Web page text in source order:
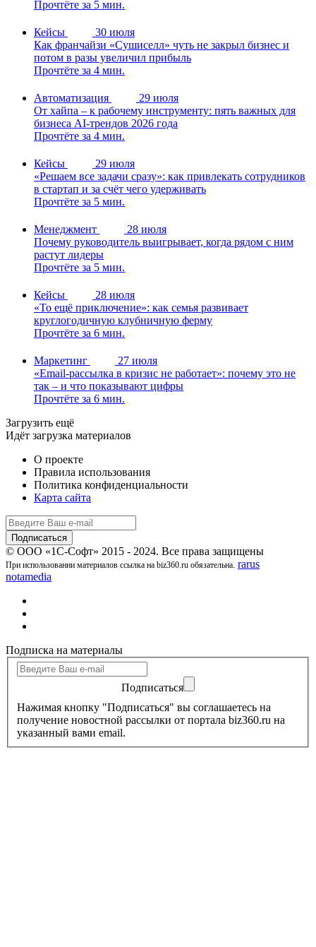
Прочтёте за 5 мин.
Кейсы
30 июля
Как франчайзи «Сушиселл» чуть не закрыл бизнес и
потом в разы увеличил прибыль
Прочтёте за 4 мин.
Автоматизация
29 июля
От хайпа – к рабочему инструменту: пять важных для
бизнеса AI-трендов 2026 года
Прочтёте за 4 мин.
Кейсы
29 июля
«Решаем все задачи сразу»: как привлекать сотрудников
в стартап и за счёт чего удерживать
Прочтёте за 5 мин.
Менеджмент
28 июля
Почему руководитель выигрывает, когда рядом с ним
растут лидеры
Прочтёте за 5 мин.
Кейсы
28 июля
«То ещё приключение»: как семья развивает
круглогодичную клубничную ферму
Прочтёте за 6 мин.
Маркетинг
27 июля
«Email-рассылка в кризис не работает»: почему это не
так – и что показывают цифры
Прочтёте за 6 мин.
Загрузить ещё
Идёт загрузка материалов
О проекте
Правила использования
Политика конфиденциальности
Карта сайта
© ООО «1С-Софт» 2015 - 2024. Все права защищены
При использовании материалов ссылка на biz360.ru обязательна. rarus
notamedia
Подписка на материалы
Подписаться
Нажимая кнопку "Подписаться" вы соглашаетесь на
получение новостной рассылки от портала biz360.ru на
указанный вами email.